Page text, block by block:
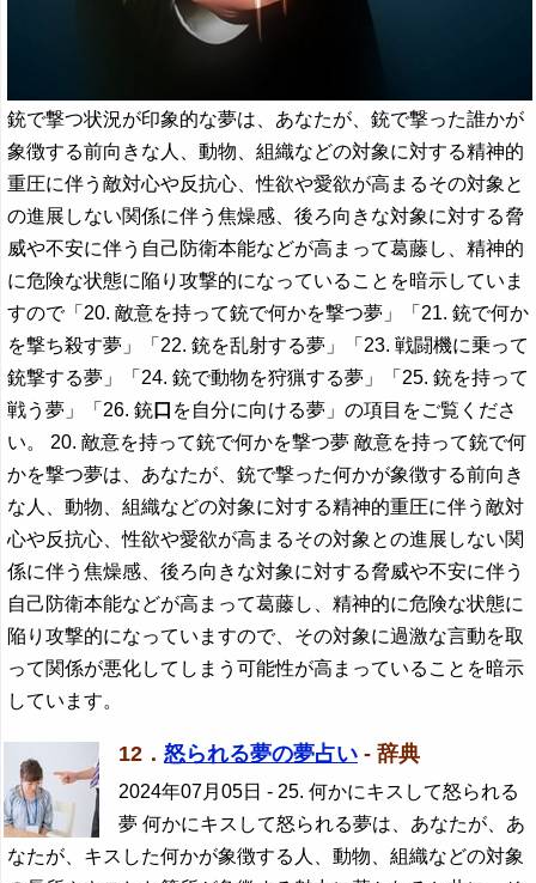
銃で撃つ状況が印象的な夢は、あなたが、銃で撃った誰かが
象徴する前向きな人、動物、組織などの対象に対する精神的
重圧に伴う敵対心や反抗心、性欲や愛欲が高まるその対象と
の進展しない関係に伴う焦燥感、後ろ向きな対象に対する脅
威や不安に伴う自己防衛本能などが高まって葛藤し、精神的
に危険な状態に陥り攻撃的になっていることを暗示していま
すので「20. 敵意を持って銃で何かを撃つ夢」「21. 銃で何か
を撃ち殺す夢」「22. 銃を乱射する夢」「23. 戦闘機に乗って
銃撃する夢」「24. 銃で動物を狩猟する夢」「25. 銃を持って
戦う夢」「26. 銃口 を自分に向ける夢」の項目をご覧くださ
い。 20. 敵意を持って銃で何かを撃つ夢 敵意を持って銃で何
かを撃つ夢は、あなたが、銃で撃った何かが象徴する前向き
な人、動物、組織などの対象に対する精神的重圧に伴う敵対
心や反抗心、性欲や愛欲が高まるその対象との進展しない関
係に伴う焦燥感、後ろ向きな対象に対する脅威や不安に伴う
自己防衛本能などが高まって葛藤し、精神的に危険な状態に
陥り攻撃的になっていますので、その対象に過激な言動を取
って関係が悪化してしまう可能性が高まっていることを暗示
しています。
12． 怒られる夢の夢占い - 辞典
2024年07月05日 - 25. 何かにキスして怒られる
夢 何かにキスして怒られる夢は、あなたが、あ
なたが、キスした何かが象徴する人、動物、組織などの対象